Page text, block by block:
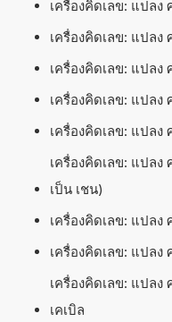
เครื่องคิดเลข: แปลง
เครื่องคิดเลข: แปลง
เครื่องคิดเลข: แปลง
เครื่องคิดเลข: แปลง
เครื่องคิดเลข: แปลง
เครื่องคิดเลข: แปล
เป็น เชน)
เครื่องคิดเลข: แปลง
เครื่องคิดเลข: แปล
เครื่องคิดเลข: แปลง
เคเบิล